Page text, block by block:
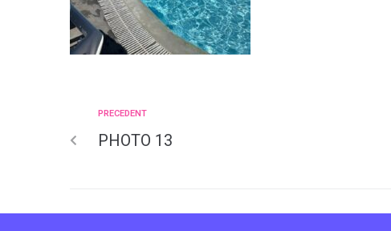
PRECEDENT
PHOTO 13